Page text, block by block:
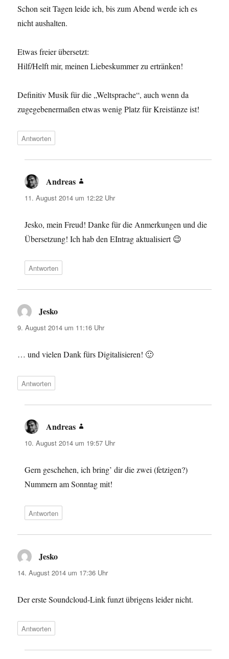
Schon seit Tagen leide ich, bis zum Abend werde ich es
nicht aushalten.
Etwas freier übersetzt:
Hilf/Helft mir, meinen Liebeskummer zu ertränken!
Definitiv Musik für die „Weltsprache“, auch wenn da
zugegebenermaßen etwas wenig Platz für Kreistänze ist!
Antworten
Andreas
11. August 2014 um 12:22 Uhr
Jesko, mein Freud! Danke für die Anmerkungen und die
Übersetzung! Ich hab den EIntrag aktualisiert 😉
Antworten
Jesko
9. August 2014 um 11:16 Uhr
… und vielen Dank fürs Digitalisieren! 🙂
Antworten
Andreas
10. August 2014 um 19:57 Uhr
Gern geschehen, ich bring’ dir die zwei (fetzigen?)
Nummern am Sonntag mit!
Antworten
Jesko
14. August 2014 um 17:36 Uhr
Der erste Soundcloud-Link funzt übrigens leider nicht.
Antworten